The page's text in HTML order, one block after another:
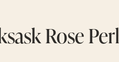
Rose